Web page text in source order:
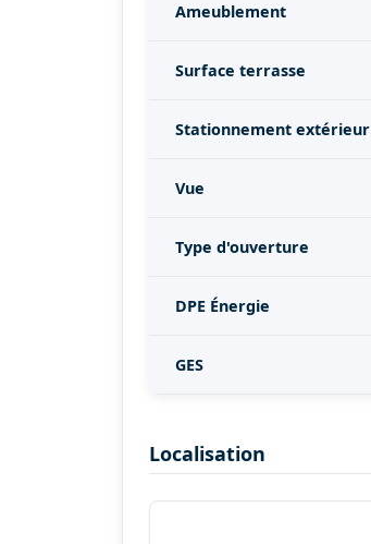
Ameublement
Surface terrasse
Stationnement extérieur
Vue
Type d'ouverture
DPE Énergie
GES
Localisation